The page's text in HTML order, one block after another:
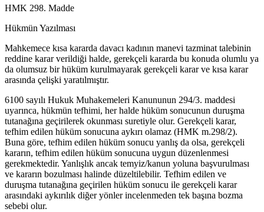
HMK 298. Madde
Hükmün Yazılması
Mahkemece kısa kararda davacı kadının manevi tazminat talebinin
reddine karar verildiği halde, gerekçeli kararda bu konuda olumlu ya
da olumsuz bir hüküm kurulmayarak gerekçeli karar ve kısa karar
arasında çelişki yaratılmıştır.
6100 sayılı Hukuk Muhakemeleri Kanununun 294/3. maddesi
uyarınca, hükmün tefhimi, her halde hüküm sonucunun duruşma
tutanağına geçirilerek okunması suretiyle olur. Gerekçeli karar,
tefhim edilen hüküm sonucuna aykırı olamaz (HMK m.298/2).
Buna göre, tefhim edilen hüküm sonucu yanlış da olsa, gerekçeli
kararın, tefhim edilen hüküm sonucuna uygun düzenlenmesi
gerekmektedir. Yanlışlık ancak temyiz/kanun yoluna başvurulması
ve kararın bozulması halinde düzeltilebilir. Tefhim edilen ve
duruşma tutanağına geçirilen hüküm sonucu ile gerekçeli karar
arasındaki aykırılık diğer yönler incelenmeden tek başına bozma
sebebi olur.